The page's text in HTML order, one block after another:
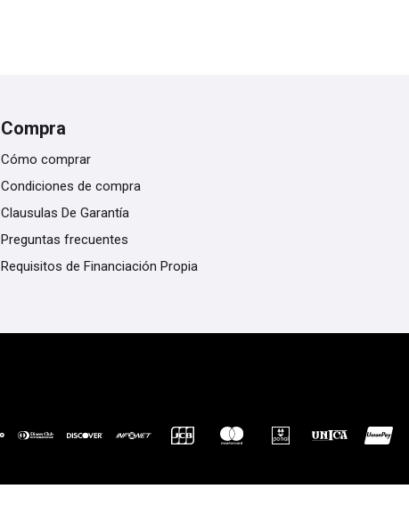
Compra
Cómo comprar
Condiciones de compra
Clausulas De Garantía
Preguntas frecuentes
Requisitos de Financiación Propia